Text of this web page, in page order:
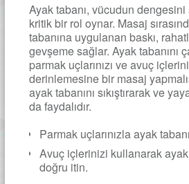
Ayak tabanı, vücudun
kritik bir rol oynar. Masaj
tabanına uygulanan baskı,
gevşeme sağlar. Ayak tabanını
parmak uçlarınızı ve avuç
derinlemesine bir masaj
ayak tabanını sıkıştırarak ve
da faydalıdır.
Parmak uçlarınızla ayak
Avuç içlerinizi kullanarak ayak
doğru itin.